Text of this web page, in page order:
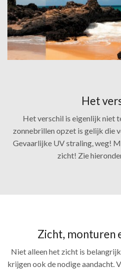
Het
Het verschil is eigenlijk niet
zonnebrillen opzet is gelijk die
Gevaarlijke UV straling, weg!
zicht! Zie
Zicht, monturen
Niet alleen het zicht is
krijgen ook de nodige aandacht.